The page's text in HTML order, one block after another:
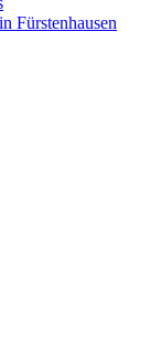
Fürstenhausen